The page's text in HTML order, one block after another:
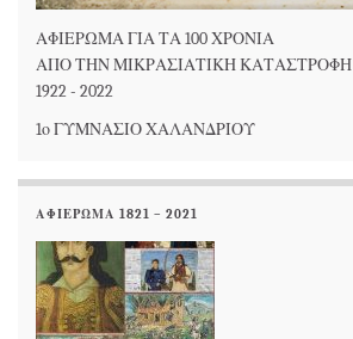
ΑΦΙΕΡΩΜΑ ΓΙΑ ΤΑ 100 ΧΡΟΝΙΑ
ΑΠΟ ΤΗΝ ΜΙΚΡΑΣΙΑΤΙΚΗ ΚΑΤΑΣΤΡΟΦΗ
1922 - 2022
1ο ΓΥΜΝΑΣΙΟ ΧΑΛΑΝΔΡΙΟΥ
ΑΦΙΕΡΩΜΑ 1821 – 2021